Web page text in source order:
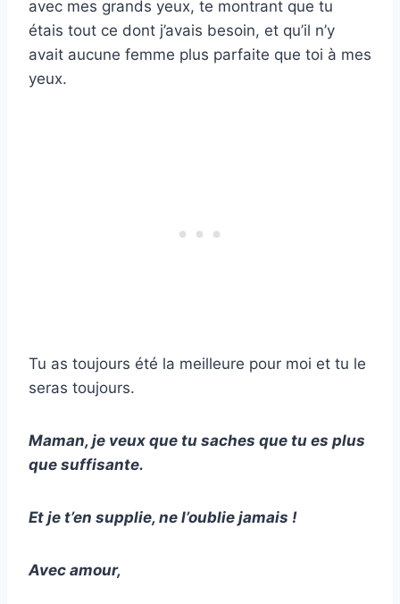
avec mes grands yeux, te montrant que tu
étais tout ce dont j’avais besoin, et qu’il n’y
avait aucune femme plus parfaite que toi à mes
yeux.
Tu as toujours été la meilleure pour moi et tu le
seras toujours.
Maman, je veux que tu saches que tu es plus
que suffisante.
Et je t’en supplie, ne l’oublie jamais !
Avec amour,